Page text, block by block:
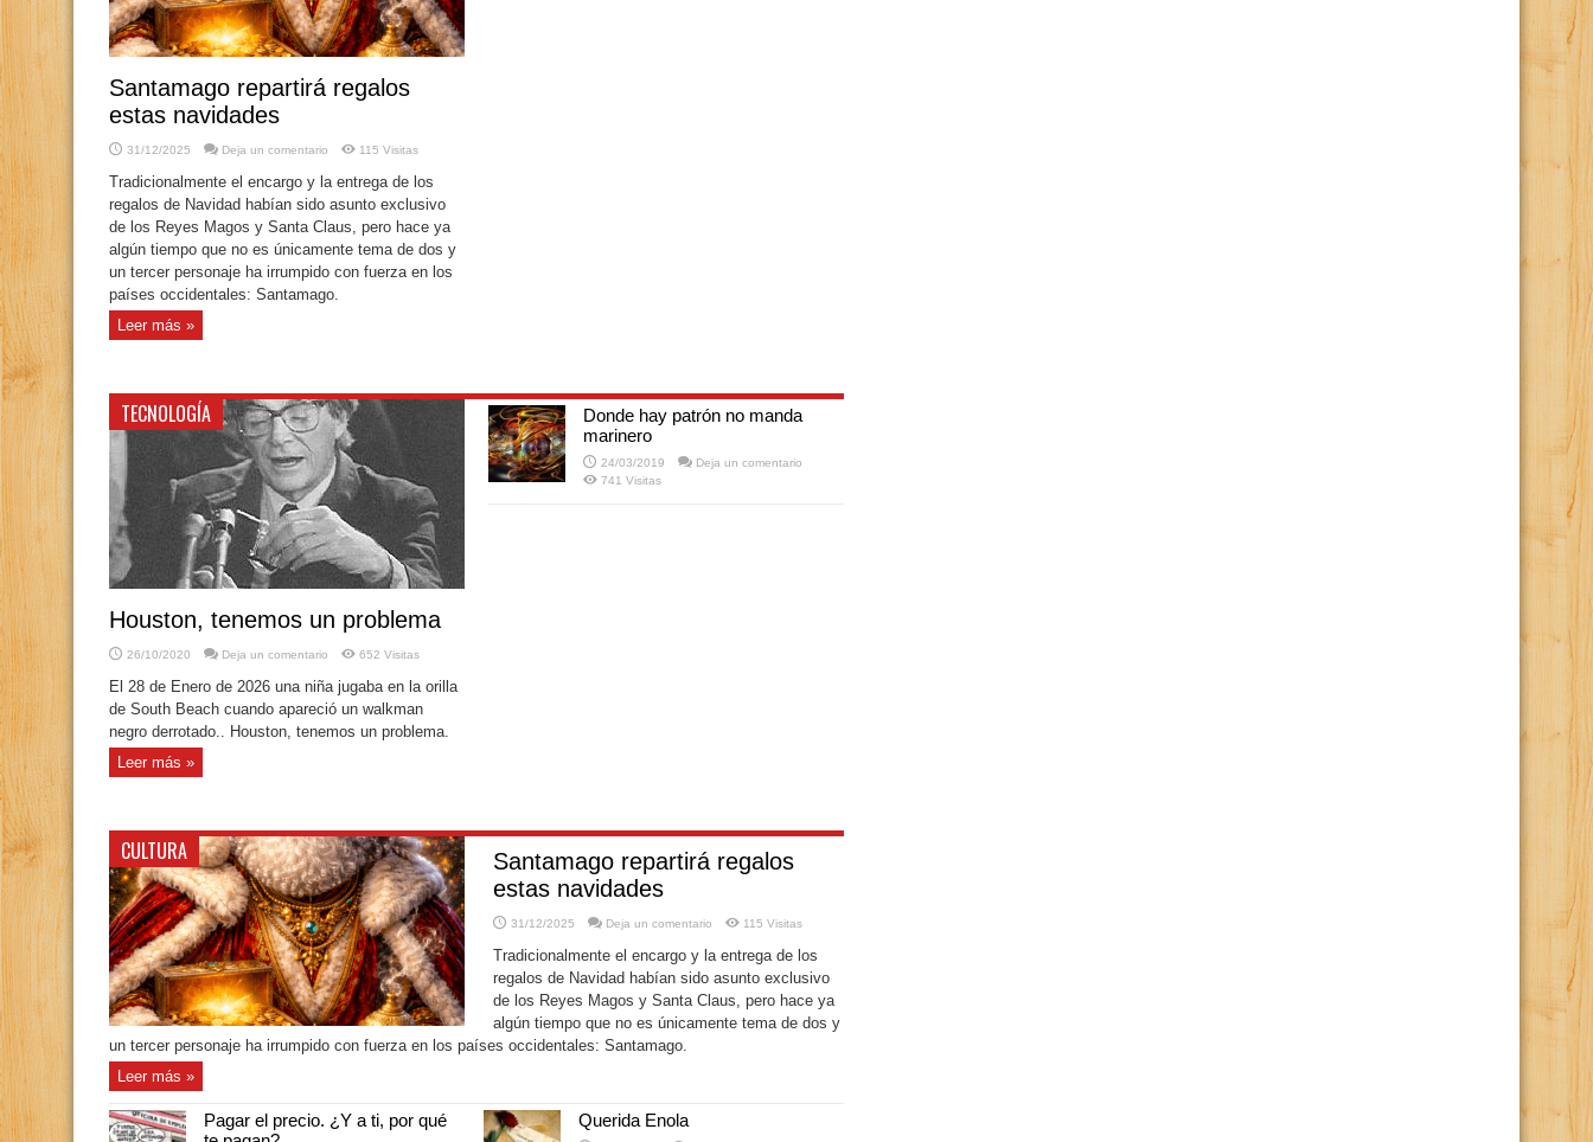
Santamago repartirá regalos
estas navidades
31/12/2025 Deja un comentario 115 Visitas
Tradicionalmente el encargo y la entrega de los
regalos de Navidad habían sido asunto exclusivo
de los Reyes Magos y Santa Claus, pero hace ya
algún tiempo que no es únicamente tema de dos y
un tercer personaje ha irrumpido con fuerza en los
países occidentales: Santamago.
Leer más »
TECNOLOGÍA
Houston, tenemos un problema
26/10/2020 Deja un comentario 652 Visitas
El 28 de Enero de 2026 una niña jugaba en la orilla
de South Beach cuando apareció un walkman
negro derrotado.. Houston, tenemos un problema.
Leer más »
Donde hay patrón no manda
marinero
24/03/2019
Deja un comentario
741 Visitas
CULTURA
Santamago repartirá regalos
estas navidades
31/12/2025 Deja un comentario 115 Visitas
Tradicionalmente el encargo y la entrega de los
regalos de Navidad habían sido asunto exclusivo
de los Reyes Magos y Santa Claus, pero hace ya
algún tiempo que no es únicamente tema de dos y
un tercer personaje ha irrumpido con fuerza en los países occidentales: Santamago.
Leer más »
Pagar el precio. ¿Y a ti, por qué
Querida Enola